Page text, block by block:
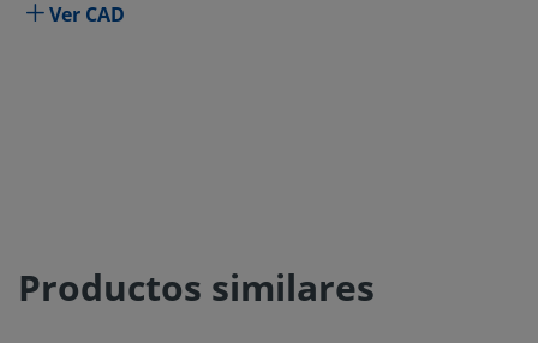
Ver CAD
Productos similares